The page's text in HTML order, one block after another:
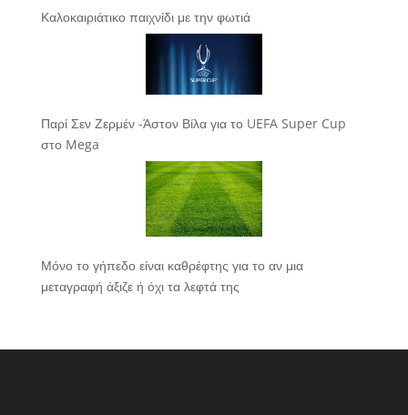
Καλοκαιριάτικο παιχνίδι με την φωτιά
Παρί Σεν Ζερμέν -Άστον Βίλα για το UEFA Super Cup
στο Mega
Μόνο το γήπεδο είναι καθρέφτης για το αν μια
μεταγραφή άξιζε ή όχι τα λεφτά της